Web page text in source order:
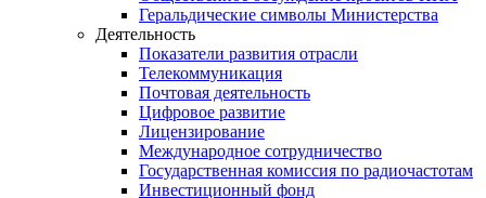
Геральдические символы Министерства
Деятельность
Показатели развития отрасли
Телекоммуникация
Почтовая деятельность
Цифровое развитие
Лицензирование
Международное сотрудничество
Государственная комиссия по радиочастотам
Инвестиционный фонд